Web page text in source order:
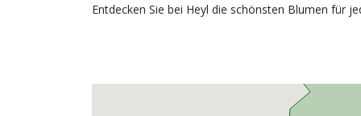
Entdecken Sie bei Heyl die schönsten Blumen für